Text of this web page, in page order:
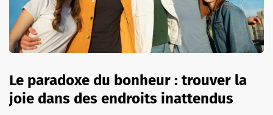
Le paradoxe du bonheur : trouver la
joie dans des endroits inattendus